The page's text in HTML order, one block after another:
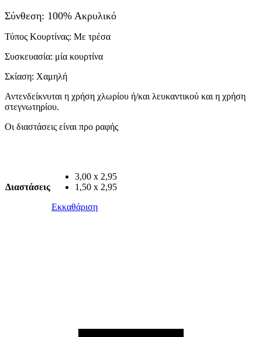
Σύνθεση: 100% Ακρυλικό
Τύπος Κουρτίνας: Με τρέσα
Συσκευασία: μία κουρτίνα
Σκίαση: Χαμηλή
Αντενδείκνυται η χρήση χλωρίου ή/και λευκαντικού και η χρήση
στεγνωτηρίου.
Οι διαστάσεις είναι προ ραφής
Διαστάσεις
3,00 x 2,95
1,50 x 2,95
Εκκαθάριση